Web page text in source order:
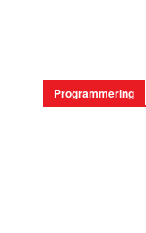
Programmering